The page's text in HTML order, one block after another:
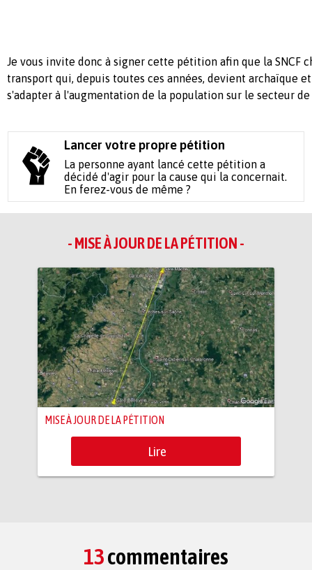
Je vous invite donc à signer cette pétition afin que la SNCF
transport qui, depuis toutes ces années, devient archaïque
s'adapter à l'augmentation de la population sur le secteur de
Lancer votre propre pétition
La personne ayant lancé cette pétition a
décidé d'agir pour la cause qui la concernait.
En ferez-vous de même ?
- MISE À JOUR DE LA PÉTITION -
MISE À JOUR DE LA PÉTITION
Lire
13commentaires